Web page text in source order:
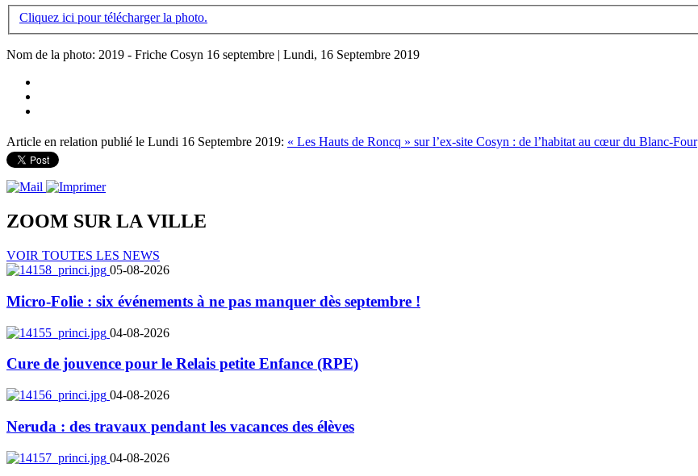
Cliquez ici pour télécharger la photo.
Nom de la photo: 2019 - Friche Cosyn 16 septembre | Lundi, 16 Septembre 2019
Article en relation publié le Lundi 16 Septembre 2019: « Les Hauts de Roncq » sur l’ex-site Cosyn : de l’habitat au cœur du Blanc-Four
ZOOM SUR LAVILLE
VOIR TOUTES LES NEWS
05-08-2026
Micro-Folie : six événements à ne pas manquer dès septembre !
04-08-2026
Cure de jouvence pour le Relais petite Enfance (RPE)
04-08-2026
Neruda : des travaux pendant les vacances des élèves
04-08-2026